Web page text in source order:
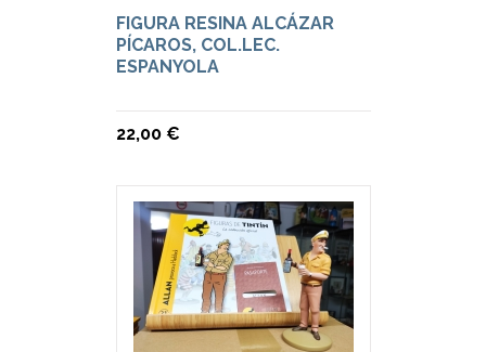
FIGURA RESINA ALCÁZAR
PÍCAROS, COL.LEC.
ESPANYOLA
22,00 €